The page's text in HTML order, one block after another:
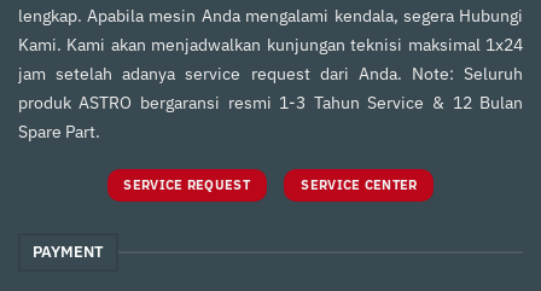
lengkap. Apabila mesin Anda mengalami kendala, segera Hubungi
Kami. Kami akan menjadwalkan kunjungan teknisi maksimal 1x24
jam setelah adanya service request dari Anda. Note: Seluruh
produk ASTRO bergaransi resmi 1-3 Tahun Service & 12 Bulan
Spare Part.
SERVICE REQUEST SERVICE CENTER
PAYMENT